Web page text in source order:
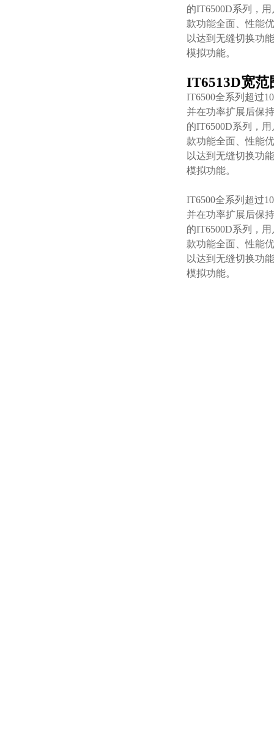
的IT6500D系列，
款功能全面、性能
以达到无缝切换功
模拟功能。
IT6513D宽范
IT6500全系列超过
并在功率扩展后保
的IT6500D系列，
款功能全面、性能
以达到无缝切换功
模拟功能。
IT6500全系列超过
并在功率扩展后保
的IT6500D系列，
款功能全面、性能
以达到无缝切换功
模拟功能。